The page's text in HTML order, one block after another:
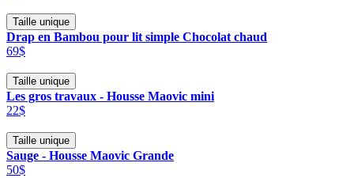
Taille unique
Drap en Bambou pour lit simple Chocolat chaud
69$
Taille unique
Les gros travaux - Housse Maovic mini
22$
Taille unique
Sauge - Housse Maovic Grande
50$